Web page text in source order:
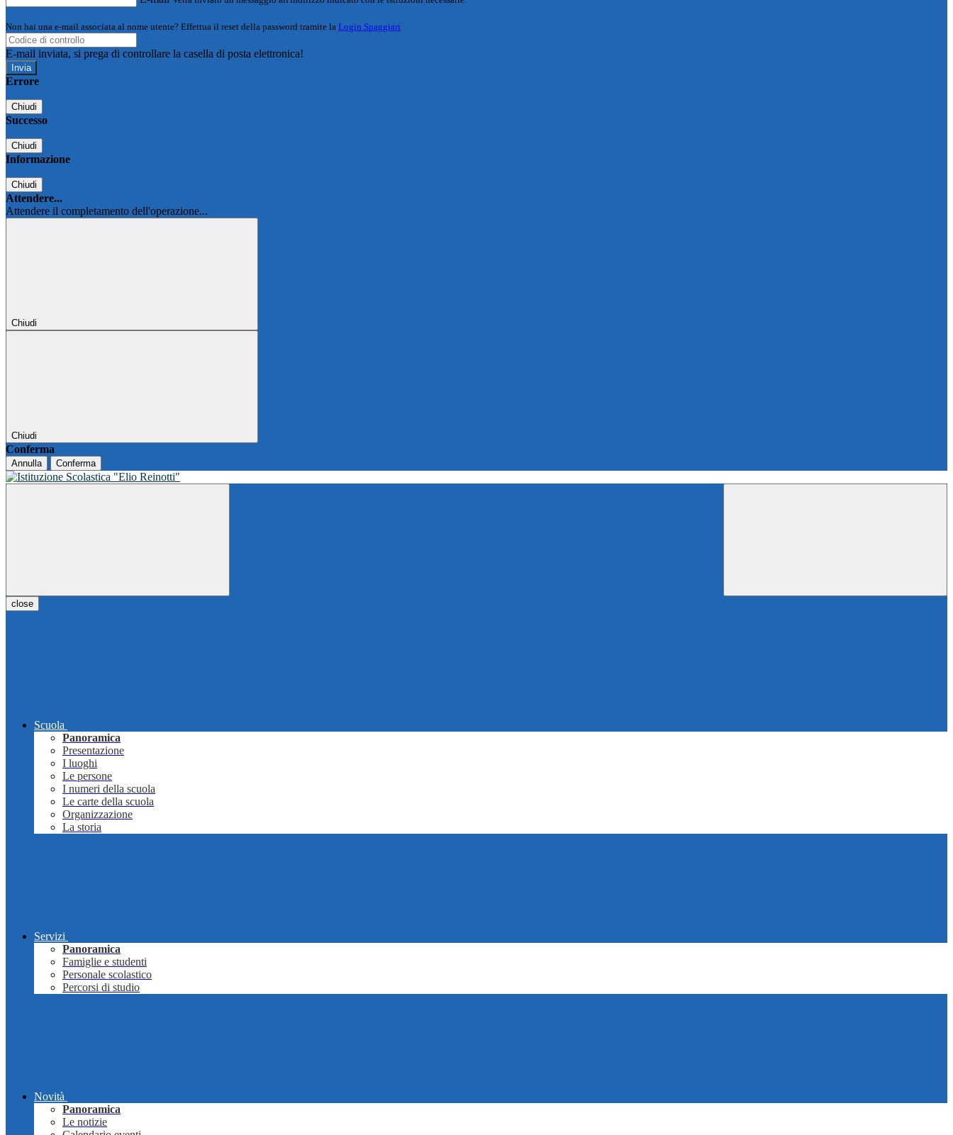
Non hai una e-mail associata al nome utente? Effettua il reset della password tramite la Login Spaggiari
E-mail inviata, si prega di controllare la casella di posta elettronica!
Errore
Chiudi
Successo
Chiudi
Informazione
Chiudi
Attendere...
Attendere il completamento dell'operazione...
Chiudi
Chiudi
Conferma
Annulla Conferma
close
Scuola
Panoramica
Presentazione
I luoghi
Le persone
I numeri della scuola
Le carte della scuola
Organizzazione
La storia
Servizi
Panoramica
Famiglie e studenti
Personale scolastico
Percorsi di studio
Novità
Panoramica
Le notizie